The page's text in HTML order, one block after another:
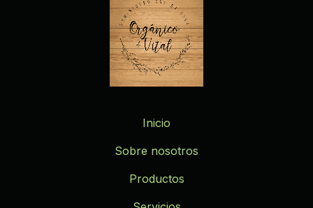
Inicio
Sobre nosotros
Productos